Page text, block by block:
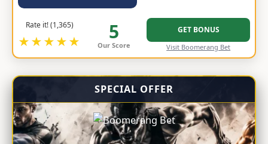
Rate it! (1,365)
★★★★★ 5
Our Score
GET BONUS
Visit Boomerang Bet
SPECIAL OFFER